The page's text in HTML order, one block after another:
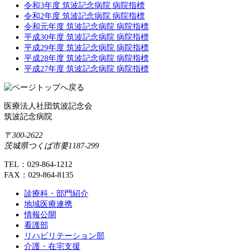
令和3年度 筑波記念病院 病院指標
令和2年度 筑波記念病院 病院指標
令和元年度 筑波記念病院 病院指標
平成30年度 筑波記念病院 病院指標
平成29年度 筑波記念病院 病院指標
平成28年度 筑波記念病院 病院指標
平成27年度 筑波記念病院 病院指標
医療法人社団筑波記念会
筑波記念病院
〒300-2622
茨城県つくば市要1187-299
TEL：029-864-1212
FAX：029-864-8135
診療科・部門紹介
地域医療連携
情報公開
看護部
リハビリテーション部
介護・在宅支援